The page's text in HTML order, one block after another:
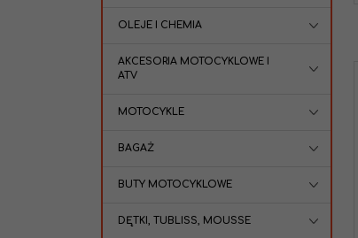
OLEJE I CHEMIA
AKCESORIA MOTOCYKLOWE I
ATV
MOTOCYKLE
BAGAŻ
BUTY MOTOCYKLOWE
DĘTKI, TUBLISS, MOUSSE